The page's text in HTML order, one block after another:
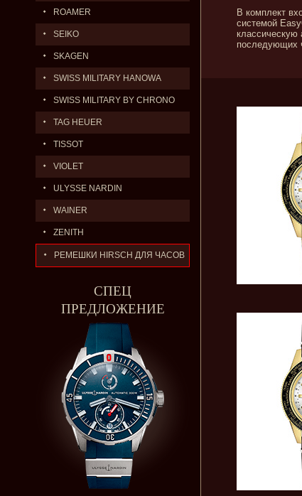
ROAMER
SEIKO
SKAGEN
SWISS MILITARY HANOWA
SWISS MILITARY BY CHRONO
TAG HEUER
TISSOT
VIOLET
ULYSSE NARDIN
WAINER
ZENITH
РЕМЕШКИ HIRSCH ДЛЯ ЧАСОВ
СПЕЦ
ПРЕДЛОЖЕНИЕ
В комплект
системой
классическую
последующих